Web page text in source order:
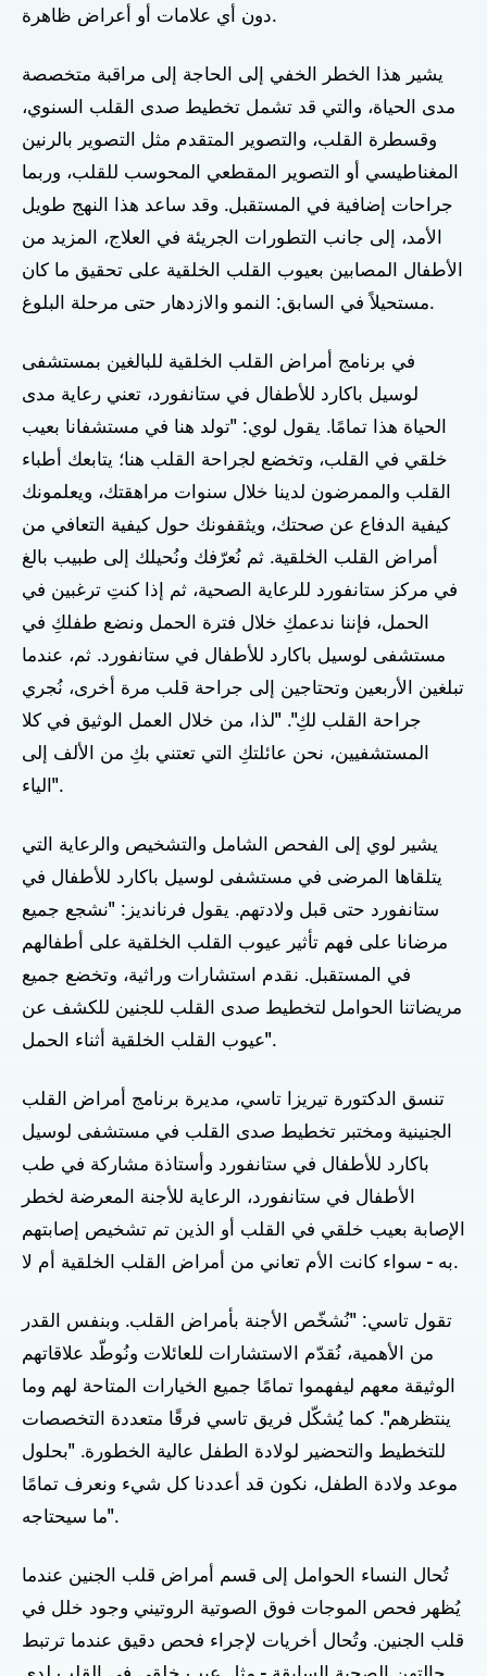
دون أي علامات أو أعراض ظاهرة.
يشير هذا الخطر الخفي إلى الحاجة إلى مراقبة متخصصة
مدى الحياة، والتي قد تشمل تخطيط صدى القلب السنوي،
وقسطرة القلب، والتصوير المتقدم مثل التصوير بالرنين
المغناطيسي أو التصوير المقطعي المحوسب للقلب، وربما
جراحات إضافية في المستقبل. وقد ساعد هذا النهج طويل
الأمد، إلى جانب التطورات الجريئة في العلاج، المزيد من
الأطفال المصابين بعيوب القلب الخلقية على تحقيق ما كان
مستحيلاً في السابق: النمو والازدهار حتى مرحلة البلوغ.
في برنامج أمراض القلب الخلقية للبالغين بمستشفى
لوسيل باكارد للأطفال في ستانفورد، تعني رعاية مدى
الحياة هذا تمامًا. يقول لوي: "تولد هنا في مستشفانا بعيب
خلقي في القلب، وتخضع لجراحة القلب هنا؛ يتابعك أطباء
القلب والممرضون لدينا خلال سنوات مراهقتك، ويعلمونك
كيفية الدفاع عن صحتك، ويثقفونك حول كيفية التعافي من
أمراض القلب الخلقية. ثم نُعرّفك ونُحيلك إلى طبيب بالغ
في مركز ستانفورد للرعاية الصحية، ثم إذا كنتِ ترغبين في
الحمل، فإننا ندعمكِ خلال فترة الحمل ونضع طفلكِ في
مستشفى لوسيل باكارد للأطفال في ستانفورد. ثم، عندما
تبلغين الأربعين وتحتاجين إلى جراحة قلب مرة أخرى، نُجري
جراحة القلب لكِ". "لذا، من خلال العمل الوثيق في كلا
المستشفيين، نحن عائلتكِ التي تعتني بكِ من الألف إلى
الياء".
يشير لوي إلى الفحص الشامل والتشخيص والرعاية التي
يتلقاها المرضى في مستشفى لوسيل باكارد للأطفال في
ستانفورد حتى قبل ولادتهم. يقول فرنانديز: "نشجع جميع
مرضانا على فهم تأثير عيوب القلب الخلقية على أطفالهم
في المستقبل. نقدم استشارات وراثية، وتخضع جميع
مريضاتنا الحوامل لتخطيط صدى القلب للجنين للكشف عن
عيوب القلب الخلقية أثناء الحمل".
تنسق الدكتورة تيريزا تاسي، مديرة برنامج أمراض القلب
الجنينية ومختبر تخطيط صدى القلب في مستشفى لوسيل
باكارد للأطفال في ستانفورد وأستاذة مشاركة في طب
الأطفال في ستانفورد، الرعاية للأجنة المعرضة لخطر
الإصابة بعيب خلقي في القلب أو الذين تم تشخيص إصابتهم
به - سواء كانت الأم تعاني من أمراض القلب الخلقية أم لا.
تقول تاسي: "نُشخّص الأجنة بأمراض القلب. وبنفس القدر
من الأهمية، نُقدّم الاستشارات للعائلات ونُوطّد علاقاتهم
الوثيقة معهم ليفهموا تمامًا جميع الخيارات المتاحة لهم وما
ينتظرهم". كما يُشكّل فريق تاسي فرقًا متعددة التخصصات
للتخطيط والتحضير لولادة الطفل عالية الخطورة. "بحلول
موعد ولادة الطفل، نكون قد أعددنا كل شيء ونعرف تمامًا
ما سيحتاجه".
تُحال النساء الحوامل إلى قسم أمراض قلب الجنين عندما
يُظهر فحص الموجات فوق الصوتية الروتيني وجود خلل في
قلب الجنين. وتُحال أخريات لإجراء فحص دقيق عندما ترتبط